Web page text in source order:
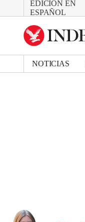
EDICIÓN EN
ESPAÑOL
UK Edition
US Edition
NOTICIAS